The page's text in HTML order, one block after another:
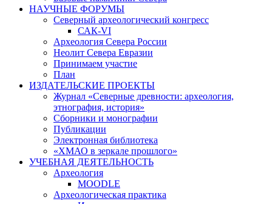
НАУЧНЫЕ ФОРУМЫ
Северный археологический конгресс
САК-VI
Археология Севера России
Неолит Севера Евразии
Принимаем участие
План
ИЗДАТЕЛЬСКИЕ ПРОЕКТЫ
Журнал «Северные древности: археология,
этнография, история»
Сборники и монографии
Публикации
Электронная библиотека
«ХМАО в зеркале прошлого»
УЧЕБНАЯ ДЕЯТЕЛЬНОСТЬ
Археология
MOODLE
Археологическая практика